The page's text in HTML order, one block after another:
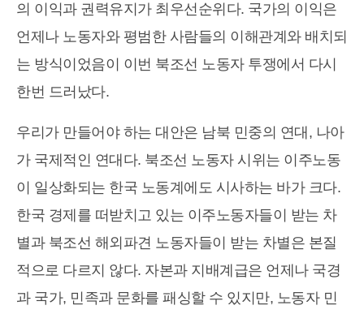
의 이익과 권력유지가 최우선순위다. 국가의 이익은
언제나 노동자와 평범한 사람들의 이해관계와 배치되
는 방식이었음이 이번 북조선 노동자 투쟁에서 다시
한번 드러났다.
우리가 만들어야 하는 대안은 남북 민중의 연대, 나아
가 국제적인 연대다. 북조선 노동자 시위는 이주노동
이 일상화되는 한국 노동계에도 시사하는 바가 크다.
한국 경제를 떠받치고 있는 이주노동자들이 받는 차
별과 북조선 해외파견 노동자들이 받는 차별은 본질
적으로 다르지 않다. 자본과 지배계급은 언제나 국경
과 국가, 민족과 문화를 패싱할 수 있지만, 노동자 민